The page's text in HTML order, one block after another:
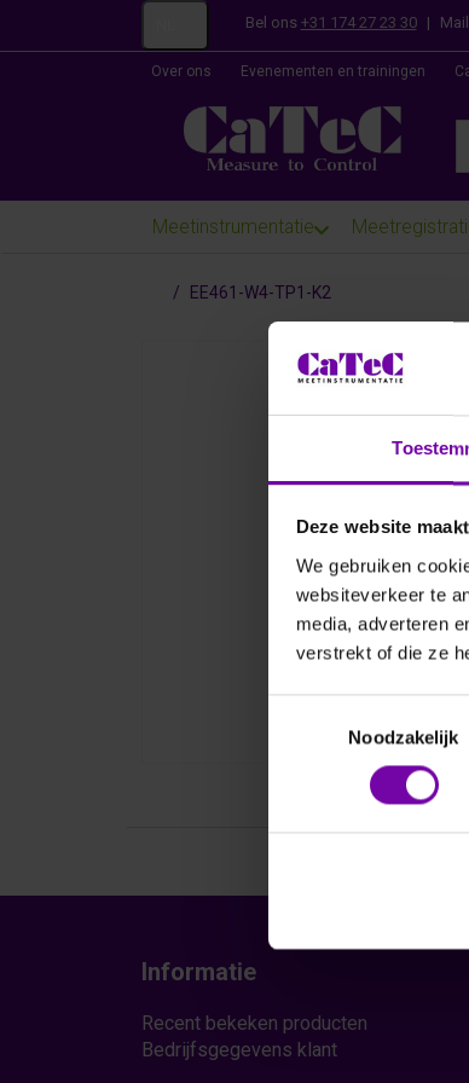
Deze website
We gebruiken
websiteverkeer te
media, adverteren
verstrekt of die ze
Noodzakelijk
Bel ons +31 174 27 23 30 |
Over ons Evenementen en trainingen
Meetinstrumentatie
Startpagina
EE461-W4-TP1-K2
Informatie
Recent bekeken producten
Bedrijfsgegevens klant